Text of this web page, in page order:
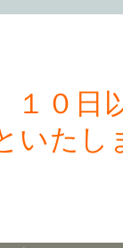
１０日
いたし